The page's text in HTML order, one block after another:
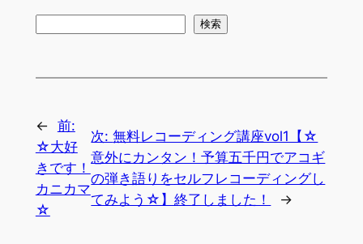
検索
← 前:
☆大好
きです！
カニカマ
☆
次:無料レコーディング講座vol1【☆
意外にカンタン！予算五千円でアコギ
の弾き語りをセルフレコーディングし
てみよう☆】終了しました！
→